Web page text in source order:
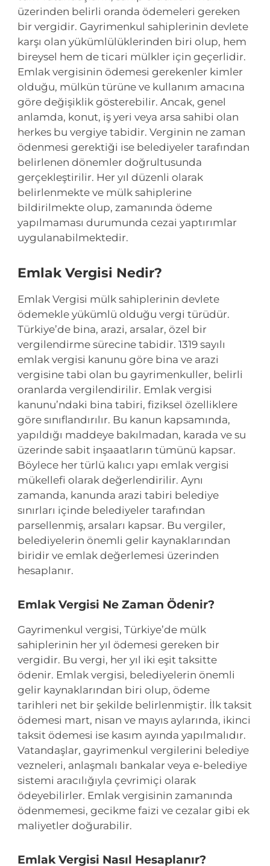
üzerinden belirli oranda ödemeleri gereken
bir vergidir. Gayrimenkul sahiplerinin devlete
karşı olan yükümlülüklerinden biri olup, hem
bireysel hem de ticari mülkler için geçerlidir.
Emlak vergisinin ödemesi gerekenler kimler
olduğu, mülkün türüne ve kullanım amacına
göre değişiklik gösterebilir. Ancak, genel
anlamda, konut, iş yeri veya arsa sahibi olan
herkes bu vergiye tabidir. Verginin ne zaman
ödenmesi gerektiği ise belediyeler tarafından
belirlenen dönemler doğrultusunda
gerçekleştirilir. Her yıl düzenli olarak
belirlenmekte ve mülk sahiplerine
bildirilmekte olup, zamanında ödeme
yapılmaması durumunda cezai yaptırımlar
uygulanabilmektedir.
Emlak Vergisi Nedir?
Emlak Vergisi mülk sahiplerinin devlete
ödemekle yükümlü olduğu vergi türüdür.
Türkiye’de bina, arazi, arsalar, özel bir
vergilendirme sürecine tabidir. 1319 sayılı
emlak vergisi kanunu göre bina ve arazi
vergisine tabi olan bu gayrimenkuller, belirli
oranlarda vergilendirilir. Emlak vergisi
kanunu’ndaki bina tabiri, fiziksel özelliklere
göre sınıflandırılır. Bu kanun kapsamında,
yapıldığı maddeye bakılmadan, karada ve su
üzerinde sabit inşaaatların tümünü kapsar.
Böylece her türlü kalıcı yapı emlak vergisi
mükellefi olarak değerlendirilir. Aynı
zamanda, kanunda arazi tabiri belediye
sınırları içinde belediyeler tarafından
parsellenmiş, arsaları kapsar. Bu vergiler,
belediyelerin önemli gelir kaynaklarından
biridir ve emlak değerlemesi üzerinden
hesaplanır.
Emlak Vergisi Ne Zaman Ödenir?
Gayrimenkul vergisi, Türkiye’de mülk
sahiplerinin her yıl ödemesi gereken bir
vergidir. Bu vergi, her yıl iki eşit taksitte
ödenir. Emlak vergisi, belediyelerin önemli
gelir kaynaklarından biri olup, ödeme
tarihleri net bir şekilde belirlenmiştir. İlk taksit
ödemesi mart, nisan ve mayıs aylarında, ikinci
taksit ödemesi ise kasım ayında yapılmalıdır.
Vatandaşlar, gayrimenkul vergilerini belediye
vezneleri, anlaşmalı bankalar veya e-belediye
sistemi aracılığıyla çevrimiçi olarak
ödeyebilirler. Emlak vergisinin zamanında
ödenmemesi, gecikme faizi ve cezalar gibi ek
maliyetler doğurabilir.
Emlak Vergisi Nasıl Hesaplanır?